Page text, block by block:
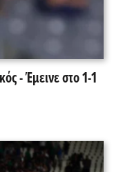
- Έμεινε στο 1-1